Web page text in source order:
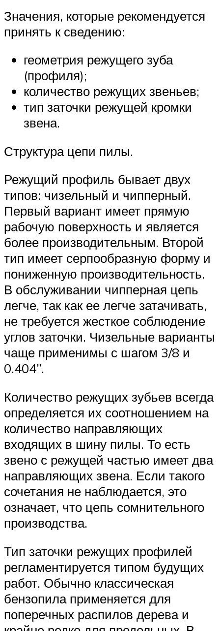
Значения, которые рекомендуется
принять к сведению:
геометрия режущего зуба
(профиля);
количество режущих звеньев;
тип заточки режущей кромки
звена.
Структура цепи пилы.
Режущий профиль бывает двух
типов: чизельный и чипперный.
Первый вариант имеет прямую
рабочую поверхность и является
более производительным. Второй
тип имеет серпообразную форму и
пониженную производительность.
В обслуживании чипперная цепь
легче, так как ее легче затачивать,
не требуется жесткое соблюдение
углов заточки. Чизельные варианты
чаще применимы с шагом 3/8 и
0.404”.
Количество режущих зубьев всегда
определяется их соотношением на
количество направляющих
входящих в шину пилы. То есть
звено с режущей частью имеет два
направляющих звена. Если такого
сочетания не наблюдается, это
означает, что цепь сомнительного
производства.
Тип заточки режущих профилей
регламентируется типом будущих
работ. Обычно классическая
бензопила применяется для
поперечных распилов дерева и